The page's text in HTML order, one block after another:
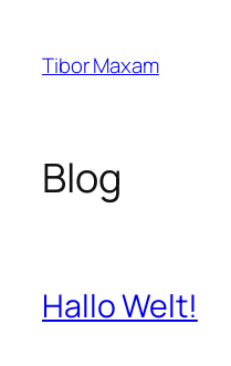
springen
Tibor Maxam
Blog
Hallo Welt!